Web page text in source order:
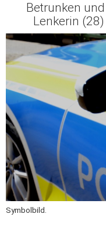
Betrunken
Lenkerin
Symbolbild.